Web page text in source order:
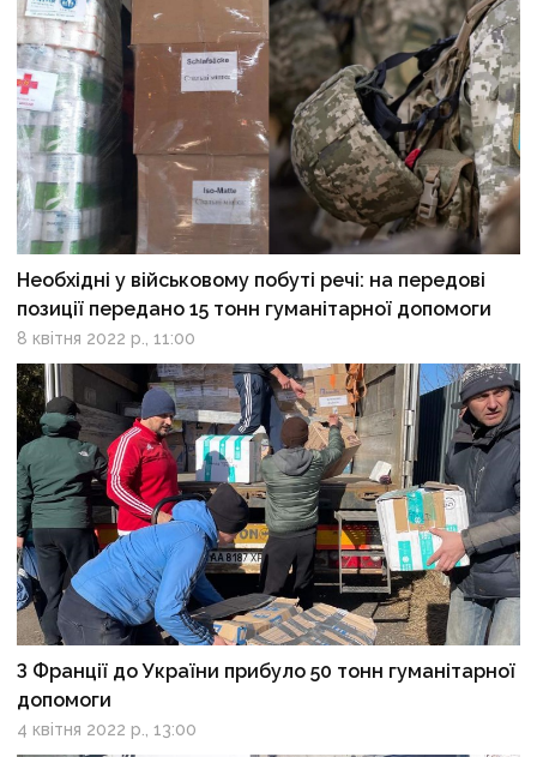
Необхідні у військовому побуті речі: на передові
позиції передано 15 тонн гуманітарної допомоги
8 квітня 2022 р., 11:00
З Франції до України прибуло 50 тонн гуманітарної
допомоги
4 квітня 2022 р., 13:00